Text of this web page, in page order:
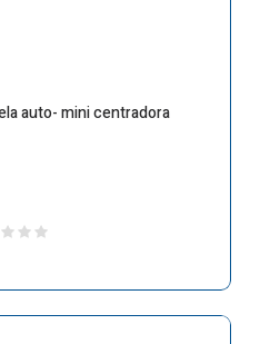
auto- mini centradora